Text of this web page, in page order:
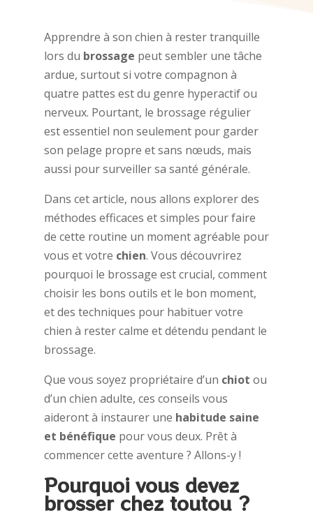
Apprendre à son chien à rester tranquille
lors du brossage peut sembler une tâche
ardue, surtout si votre compagnon à
quatre pattes est du genre hyperactif ou
nerveux. Pourtant, le brossage régulier
est essentiel non seulement pour garder
son pelage propre et sans nœuds, mais
aussi pour surveiller sa santé générale.
Dans cet article, nous allons explorer des
méthodes efficaces et simples pour faire
de cette routine un moment agréable pour
vous et votre chien. Vous découvrirez
pourquoi le brossage est crucial, comment
choisir les bons outils et le bon moment,
et des techniques pour habituer votre
chien à rester calme et détendu pendant le
brossage.
Que vous soyez propriétaire d’un chiot ou
d’un chien adulte, ces conseils vous
aideront à instaurer une habitude saine
et bénéfique pour vous deux. Prêt à
commencer cette aventure ? Allons-y !
Pourquoi vous devez
brosser chez toutou ?